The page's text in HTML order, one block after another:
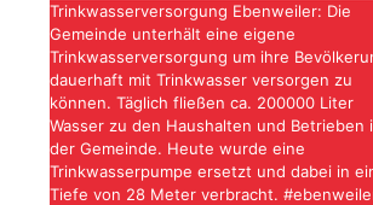
Trinkwasserversorgung Ebenweiler: Die
Gemeinde unterhält eine eigene
Trinkwasserversorgung um ihre
dauerhaft mit Trinkwasser versorgen zu
können. Täglich fließen ca. 200000 Liter
Wasser zu den Haushalten und Betrieben
der Gemeinde. Heute wurde eine
Trinkwasserpumpe ersetzt und dabei in
Tiefe von 28 Meter verbracht.